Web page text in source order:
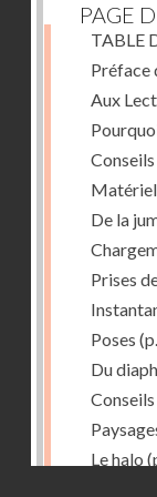
PAGE
TABLE
Préface
Aux
De la
Prises
Poses
Du
Le halo